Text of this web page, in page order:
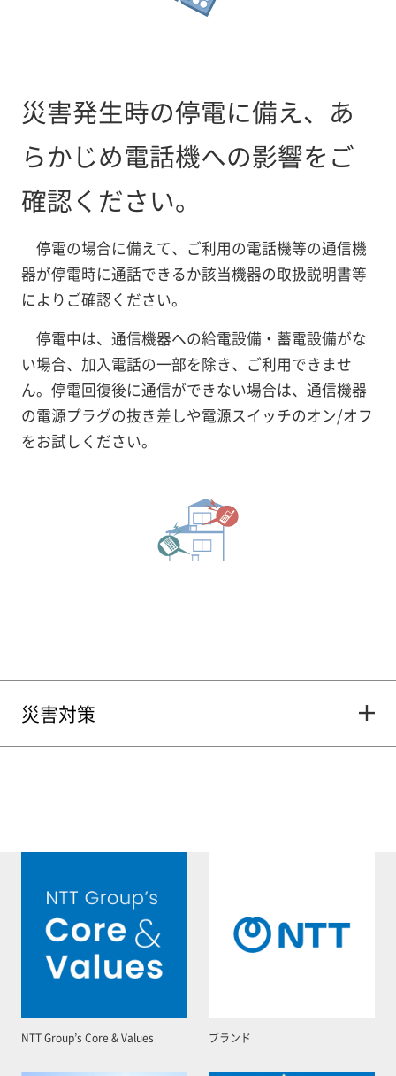
災害発生時の停電に備え、あ
らかじめ電話機への影響をご
確認ください。
停電の場合に備えて、ご利用の電話機等の通信機
器が停電時に通話できるか該当機器の取扱説明書等
によりご確認ください。
停電中は、通信機器への給電設備・蓄電設備がな
い場合、加入電話の一部を除き、ご利用できませ
ん。停電回復後に通信ができない場合は、通信機器
の電源プラグの抜き差しや電源スイッチのオン/オフ
をお試しください。
災害対策
NTT Group’s Core & Values ブランド